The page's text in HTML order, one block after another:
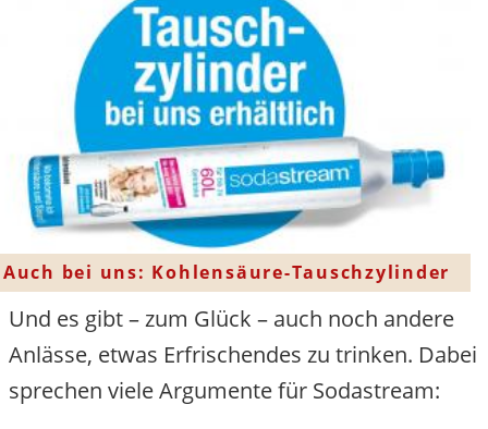
Auch bei uns: Kohlensäure-Tauschzylinder
Und es gibt – zum Glück – auch noch andere
Anlässe, etwas Erfrischendes zu trinken. Dabei
sprechen viele Argumente für Sodastream: